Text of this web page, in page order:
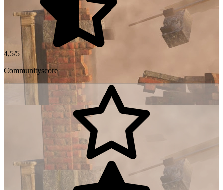
4,5/5
Communityscore